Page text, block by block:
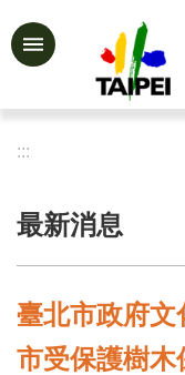
跳到主要內容區塊
進
告
訊
認
:::
最新消息
臺北市政府文
市受保護樹木